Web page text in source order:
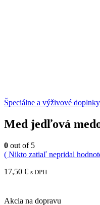
Špeciálne a výživové doplnky
Med jedľová
0 out of 5
( Nikto zatiaľ nepridal
17,50 € s DPH
Akcia na dopravu